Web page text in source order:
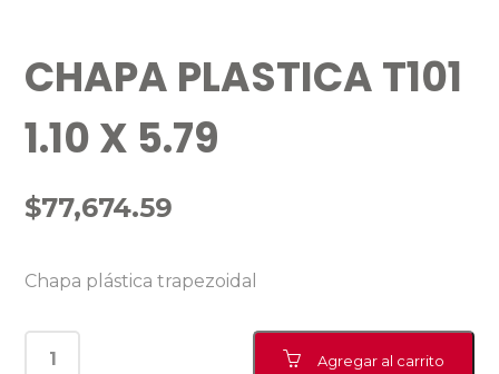
CHAPA PLASTICA T101
1.10 X 5.79
$77,674.59
Chapa plástica trapezoidal
Agregar al carrito